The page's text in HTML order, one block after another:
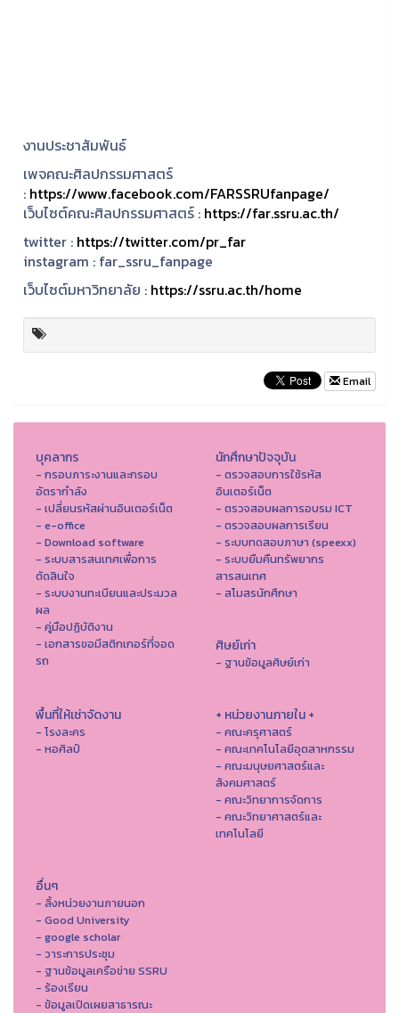
งานประชาสัมพันธ์
เพจคณะศิลปกรรมศาสตร์
: https://www.facebook.com/FARSSRUfanpage/
เว็บไซต์คณะศิลปกรรมศาสตร์ : https://far.ssru.ac.th/
twitter : https://twitter.com/pr_far
instagram : far_ssru_fanpage
เว็บไซต์มหาวิทยาลัย : https://ssru.ac.th/home
Email
บุคลากร
- กรอบภาระงานและกรอบ
อัตรากำลัง
- เปลี่ยนรหัสผ่านอินเตอร์เน็ต
- e-office
- Download software
- ระบบสารสนเทศเพื่อการ
ตัดสินใจ
- ระบบงานทะเบียนและประมวล
ผล
- คู่มือปฏิบัติงาน
- เอกสารขอมีสติกเกอร์ที่จอด
รถ
นักศึกษาปัจจุบัน
- ตรวจสอบการใช้รหัส
อินเตอร์เน็ต
- ตรวจสอบผลการอบรม ICT
- ตรวจสอบผลการเรียน
- ระบบทดสอบภาษา (speexx)
- ระบบยืมคืนทรัพยากร
สารสนเทศ
- สโมสรนักศึกษา
ศิษย์เก่า
- ฐานข้อมูลศิษย์เก่า
พื้นที่ให้เช่าจัดงาน
- โรงละคร
- หอศิลป์
+ หน่วยงานภายใน +
- คณะครุศาสตร์
- คณะเทคโนโลยีอุตสาหกรรม
- คณะมนุษยศาสตร์และ
สังคมศาสตร์
- คณะวิทยาการจัดการ
- คณะวิทยาศาสตร์และ
เทคโนโลยี
อื่นๆ
- ลิ้งหน่วยงานภายนอก
- Good University
- google scholar
- วาระการประชุม
- ฐานข้อมูลเครือข่าย SSRU
- ร้องเรียน
- ข้อมูลเปิดเผยสาธารณะ